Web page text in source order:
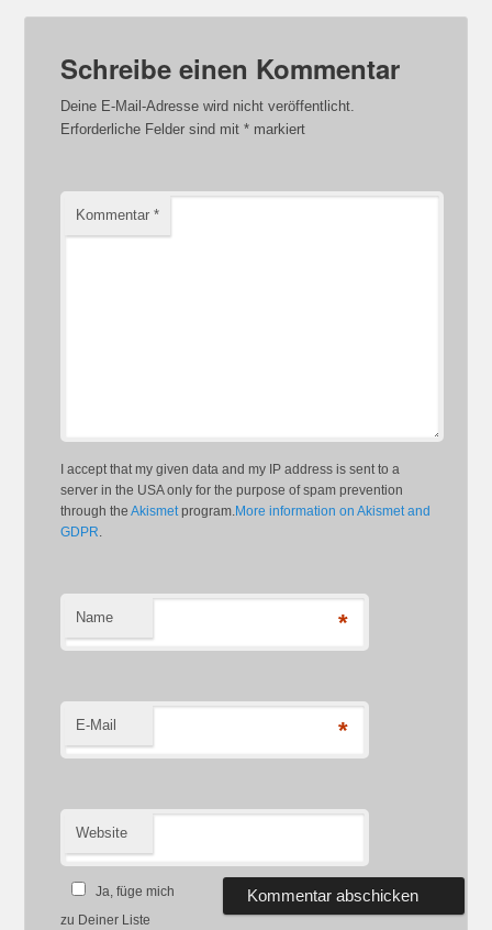
Schreibe einen Kommentar
Deine E-Mail-Adresse wird nicht veröffentlicht.
Erforderliche Felder sind mit* markiert
Kommentar*
I accept that my given data and my IP address is sent to a
server in the USA only for the purpose of spam prevention
through theAkismetprogram.More information on Akismet and
GDPR.
Name *
E-Mail *
Website
Ja, füge mich
zu Deiner Liste